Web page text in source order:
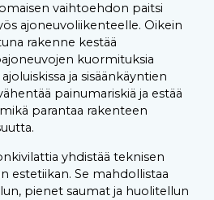
vaihtoehdon paitsi
ajoneuvoliikenteelle. Oikein
rakenne kestää
kuormituksia
ja sisäänkäyntien
painumariskiä ja estää
parantaa rakenteen
yhdistää teknisen
estetiikan. Se mahdollistaa
pienet saumat ja huolitellun